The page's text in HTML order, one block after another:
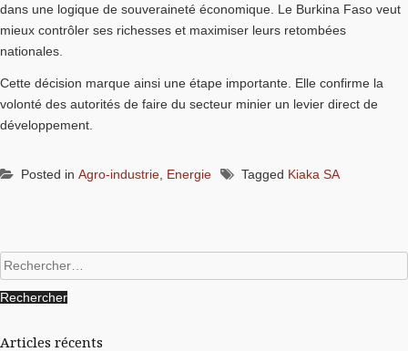
dans une logique de souveraineté économique. Le Burkina Faso veut
mieux contrôler ses richesses et maximiser leurs retombées
nationales.
Cette décision marque ainsi une étape importante. Elle confirme la
volonté des autorités de faire du secteur minier un levier direct de
développement.
Posted in Agro-industrie Energie Tagged Kiaka SA
Rechercher :
Articles récents